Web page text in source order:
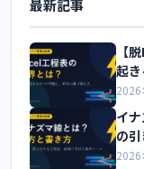
最新記事
【
起
2026
イ
の
2026